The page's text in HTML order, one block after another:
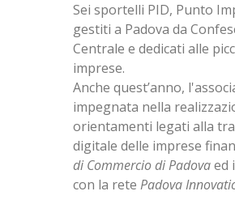
Sei sportelli PID, Punto
gestiti a Padova da
Centrale e dedicati alle
imprese.
Anche quest’anno,
impegnata nella
orientamenti legati alla
digitale delle imprese
di Commercio di Padovaed
con la rete Padova